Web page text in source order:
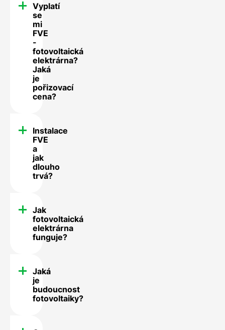
Vyplatí
se
mi
FVE
-
fotovoltaická
elektrárna?
Jaká
je
pořizovací
cena?
Instalace
FVE
a
jak
dlouho
trvá?
Jak
fotovoltaická
elektrárna
funguje?
Jaká
je
budoucnost
fotovoltaiky?